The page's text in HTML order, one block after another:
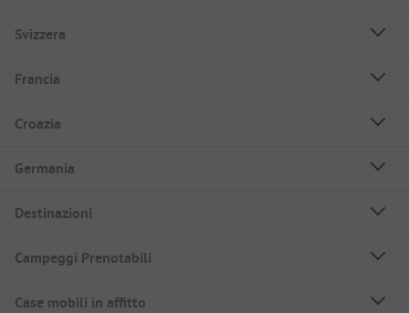
Svizzera
Francia
Croazia
Germania
Destinazioni
Campeggi Prenotabili
Case mobili in affitto